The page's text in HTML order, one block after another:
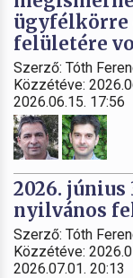
ügyfélkörre
felületére
Szerző: Tóth
Közzétéve:
2026.06.15. 17:56
2026. június
nyilvános
Szerző: Tóth
Közzétéve:
2026.07.01. 20:13